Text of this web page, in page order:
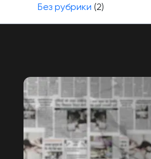
Без рубрики (2)